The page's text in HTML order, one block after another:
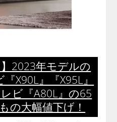
2023年モデルの
X90L』『X95L』
ビ『A80L』の65
の大幅値下げ！